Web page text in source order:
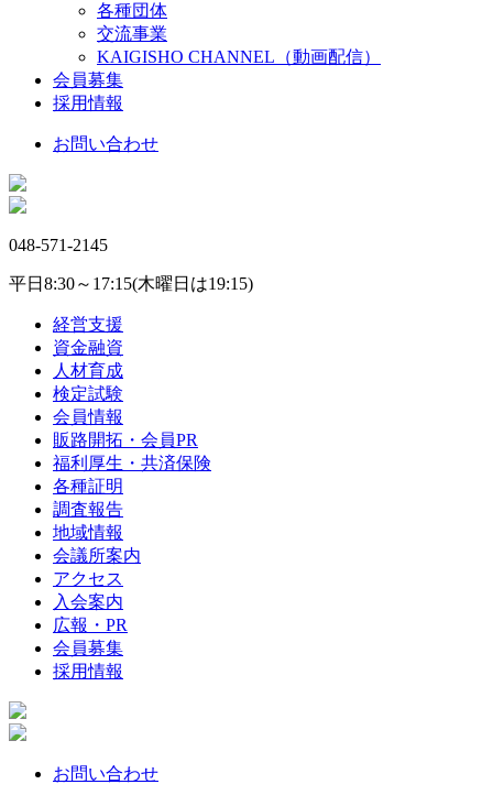
各種団体
交流事業
KAIGISHO CHANNEL（動画配信）
会員募集
採用情報
お問い合わせ
048-571-2145
平日8:30～17:15(木曜日は19:15)
経営支援
資金融資
人材育成
検定試験
会員情報
販路開拓・会員PR
福利厚生・共済保険
各種証明
調査報告
地域情報
会議所案内
アクセス
入会案内
広報・PR
会員募集
採用情報
お問い合わせ